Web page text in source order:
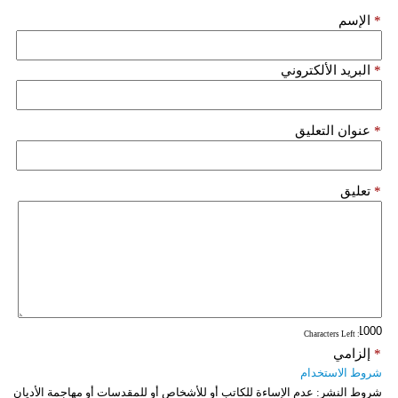
الإسم *
البريد الألكتروني *
عنوان التعليق *
تعليق *
: Characters Left
إلزامي *
شروط الاستخدام
شروط النشر: عدم الإساءة للكاتب أو للأشخاص أو للمقدسات أو مهاجمة الأديان